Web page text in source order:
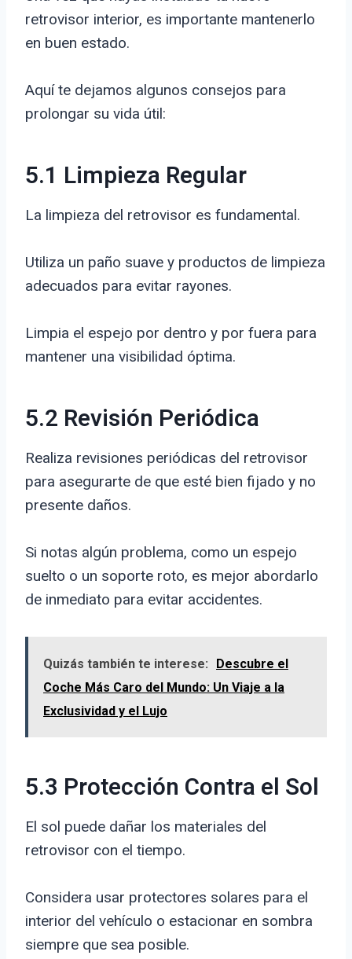
retrovisor interior, es importante mantenerlo
en buen estado.
Aquí te dejamos algunos consejos para
prolongar su vida útil:
5.1 Limpieza Regular
La limpieza del retrovisor es fundamental.
Utiliza un paño suave y productos de limpieza
adecuados para evitar rayones.
Limpia el espejo por dentro y por fuera para
mantener una visibilidad óptima.
5.2 Revisión Periódica
Realiza revisiones periódicas del retrovisor
para asegurarte de que esté bien fijado y no
presente daños.
Si notas algún problema, como un espejo
suelto o un soporte roto, es mejor abordarlo
de inmediato para evitar accidentes.
Quizás también te interese:
Descubre el
Coche Más Caro del Mundo: Un Viaje a la
Exclusividad y el Lujo
5.3 Protección Contra el Sol
El sol puede dañar los materiales del
retrovisor con el tiempo.
Considera usar protectores solares para el
interior del vehículo o estacionar en sombra
siempre que sea posible.